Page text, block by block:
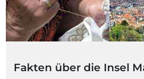
Fakten über die Insel